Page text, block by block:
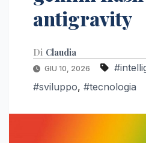
antigravity
Di Claudia
GIU 10, 2026
#sviluppo, #tecnologia